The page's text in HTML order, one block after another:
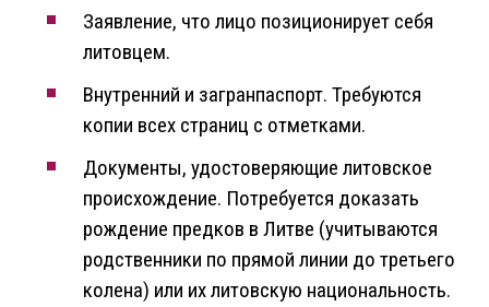
Заявление, что лицо позиционирует себя
литовцем.
Внутренний и загранпаспорт. Требуются
копии всех страниц с отметками.
Документы, удостоверяющие литовское
происхождение. Потребуется доказать
рождение предков в Литве (учитываются
родственники по прямой линии до третьего
колена) или их литовскую национальность.